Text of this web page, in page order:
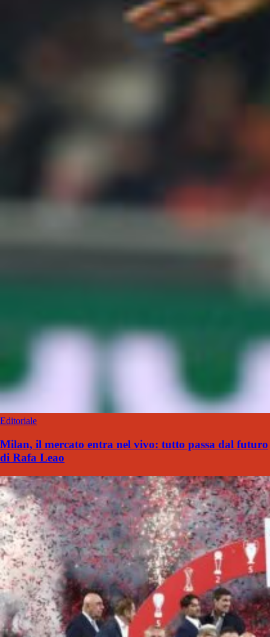
Editoriale
Milan, il mercato entra nel vivo: tutto passa dal futuro
di Rafa Leao